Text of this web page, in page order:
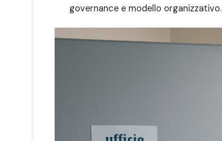
governance e modello organizzativo.